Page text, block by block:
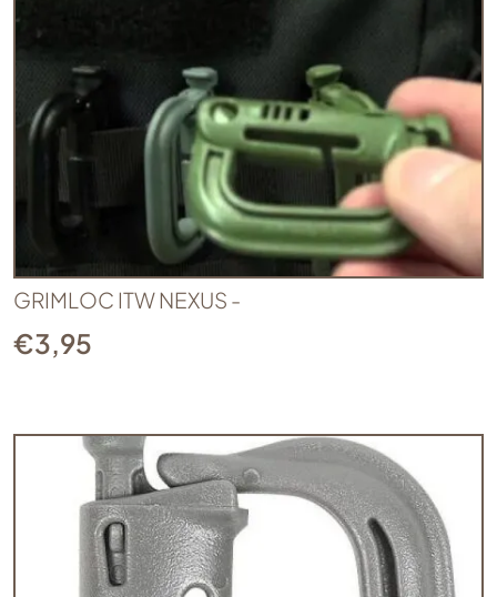
GRIMLOC ITW NEXUS -
€3,95